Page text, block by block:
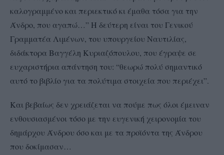
καλογραμμένο και περιεκτικό κι έμαθα τόσα για την
Άνδρο, που αγαπώ…” Η δεύτερη είναι του Γενικού
Γραμματέα Λιμένων, του υπουργείου Ναυτιλίας,
διδάκτορα Βαγγέλη Κυριαζόπουλου, που έγραψε σε
ευχαριστήρια απάντηση του: “θεωρώ πολύ σημαντικό
αυτό το βιβλίο για τα πολύτιμα στοιχεία που περιέχει”.
Και βεβαίως δεν χρειάζεται να πούμε πως όλοι έμειναν
ενθουσιασμένοι τόσο με την ευγενική χειρονομία του
δημάρχου Άνδρου όσο και με τα προϊόντα της Άνδρου
που δοκίμασαν…